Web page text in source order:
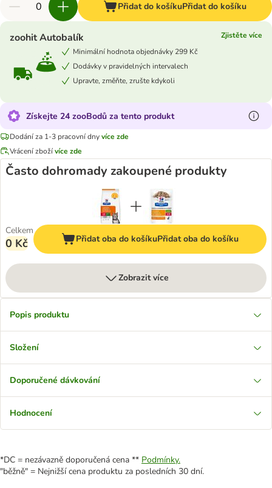
Přidat do košíkuPřidat do košíku
zoohit Autobalík
Zjistěte více
Minimální hodnota objednávky 299 Kč
Dodávky v pravidelných intervalech
Upravte, změňte, zrušte kdykoli
Získejte 24 zooBodů za tento produkt
Dodání za 1-3 pracovní dnyvíce zde
Vrácení zbožívíce zde
Často dohromady zakoupené produkty
Celkem
0 Kč Přidat oba do košíkuPřidat oba do košíku
Zobrazit více
Popis produktu
Složení
Doporučené dávkování
Hodnocení
*DC = nezávazně doporučená cena ** Podmínky.
"běžně" = Nejnižší cena produktu za posledních 30 dní.